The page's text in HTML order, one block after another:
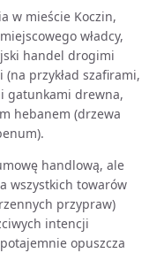
w mieście Koczin,
władcy,
handel drogimi
przykład szafirami,
gatunkami drewna,
hebanem (drzewa
handlową, ale
wszystkich towarów
przypraw)
intencji
opuszcza